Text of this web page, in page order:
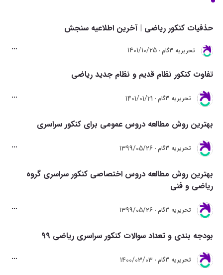
حذفیات کنکور ریاضی | آخرین اطلاعیه سنجش
تحريريه 3گام 1401/10/25
تفاوت کنکور نظام قدیم و نظام جدید ریاضی
تحريريه 3گام 1401/01/21
بهترین روش مطالعه دروس عمومی برای کنکور سراسری
تحريريه 3گام 1399/05/26
بهترین روش مطالعه دروس اختصاصی کنکور سراسری گروه
ریاضی و فنی
تحريريه 3گام 1399/05/26
بودجه بندی و تعداد سوالات کنکور سراسری ریاضی 99
تحريريه 3گام 1400/03/03